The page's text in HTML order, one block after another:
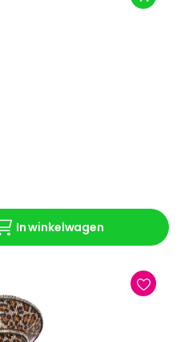
In winkelwagen